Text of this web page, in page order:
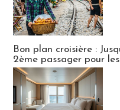
Bon plan croisière :
2ème passager pour